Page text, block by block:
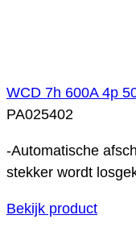
WCD 7h 600A 4p
PA025402
-Automatische
stekker wordt
Bekijk product